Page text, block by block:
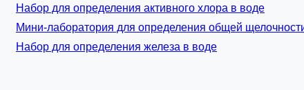
Набор для определения активного хлора в воде
Мини-лаборатория для определения общей
Набор для определения железа в воде